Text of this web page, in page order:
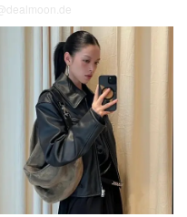
@dealmoon.de